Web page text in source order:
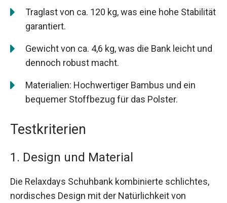
Traglast von ca. 120 kg, was eine hohe Stabilität
garantiert.
Gewicht von ca. 4,6 kg, was die Bank leicht und
dennoch robust macht.
Materialien: Hochwertiger Bambus und ein
bequemer Stoffbezug für das Polster.
Testkriterien
1. Design und Material
Die Relaxdays Schuhbank kombinierte schlichtes,
nordisches Design mit der Natürlichkeit von